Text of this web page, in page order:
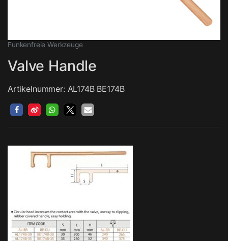
Funkenfreie Werkzeuge
Valve Handle
Artikelnummer: AL174B BE174B